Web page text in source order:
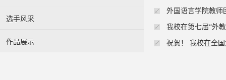
选手风采
作品展示
外国语言学院教师
我校在第七届“外
祝贺！ 我校在全